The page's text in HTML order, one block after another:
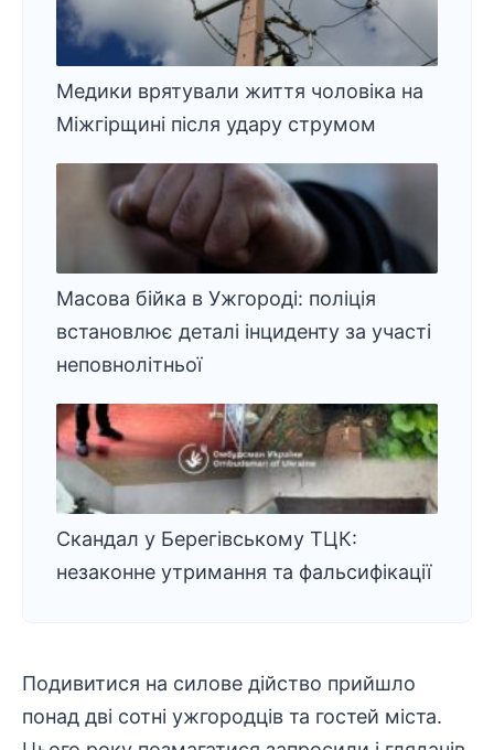
Медики врятували життя чоловіка на
Міжгірщині після удару струмом
Масова бійка в Ужгороді: поліція
встановлює деталі інциденту за участі
неповнолітньої
Скандал у Берегівському ТЦК:
незаконне утримання та фальсифікації
Подивитися на силове дійство прийшло
понад дві сотні ужгородців та гостей міста.